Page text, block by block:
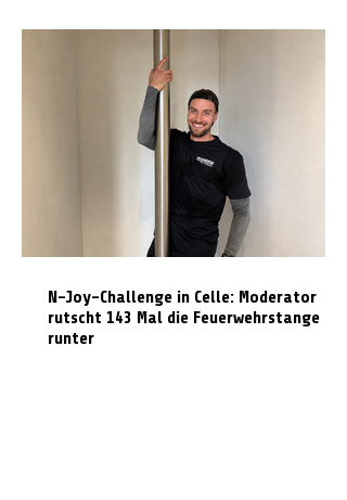
N-Joy-Challenge in Celle: Moderator
rutscht 143 Mal die Feuerwehrstange
runter